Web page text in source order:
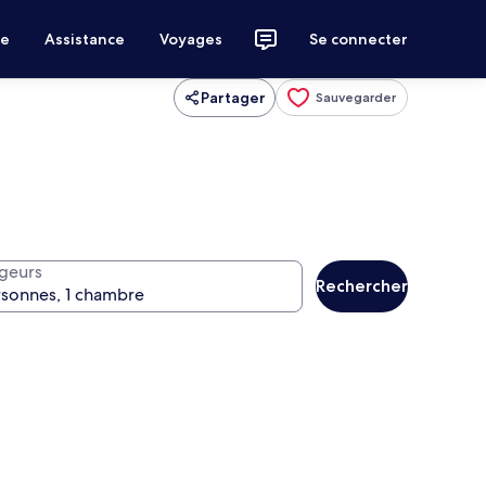
Assistance Voyages Se connecter
Partager Sauvegarder
Rechercher